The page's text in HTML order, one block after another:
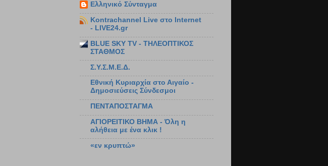
Ελληνικό Σύνταγμα
Kontrachannel Live στο Internet
- LIVE24.gr
BLUE SKY TV - ΤΗΛΕΟΠΤΙΚΟΣ
ΣΤΑΘΜΟΣ
Σ.Υ.Σ.Μ.Ε.Δ.
Εθνική Κυριαρχία στο Αιγαίο -
Δημοσιεύσεις Σύνδεσμοι
ΠΕΝΤΑΠΟΣΤΑΓΜΑ
ΑΓΙΟΡΕΙΤΙΚΟ ΒΗΜΑ - Όλη η
αλήθεια με ένα κλικ !
«εν κρυπτώ»